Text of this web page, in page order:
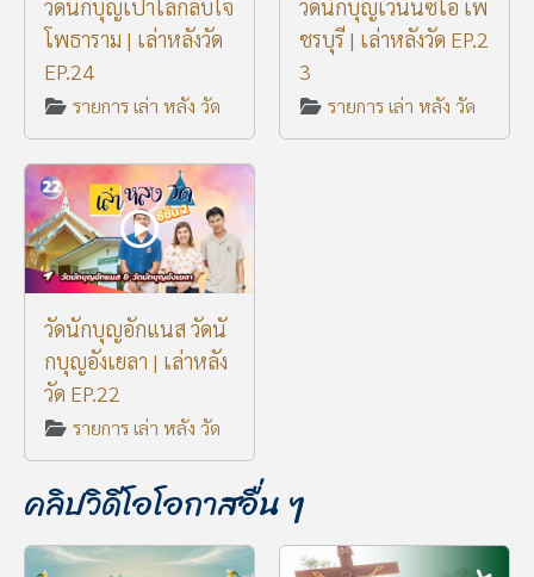
วัดนักบุญเปาโลกลับใจ
โพธาราม | เล่าหลังวัด
EP.24
รายการ เล่า หลัง วัด
วัดนักบุญเวนันซีโอ เพ
ชรบุรี | เล่าหลังวัด EP.2
3
รายการ เล่า หลัง วัด
วัดนักบุญอักแนส วัดนั
กบุญอังเยลา | เล่าหลัง
วัด EP.22
รายการ เล่า หลัง วัด
คลิปวิดีโอโอกาสอื่น ๆ